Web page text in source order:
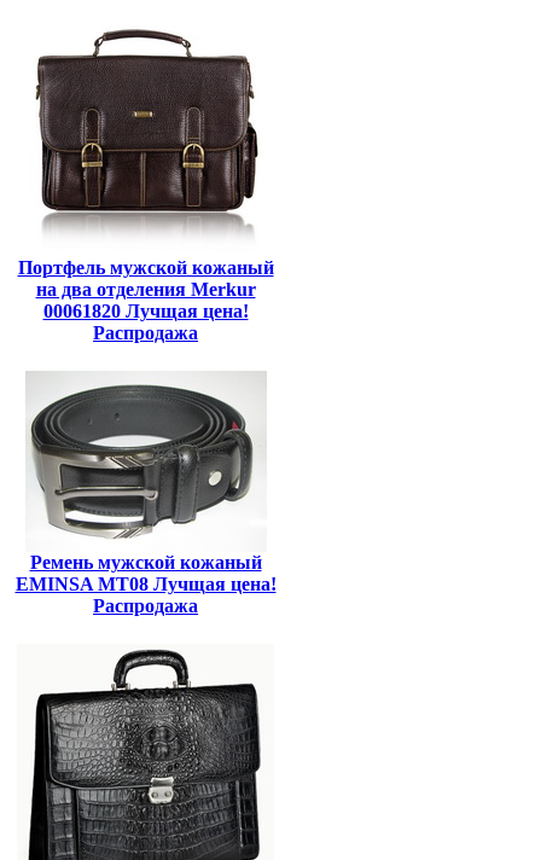
Портфель мужской кожаный
на два отделения Merkur
00061820 Лучщая цена!
Распродажа
Ремень мужской кожаный
EMINSA MT08 Лучщая цена!
Распродажа